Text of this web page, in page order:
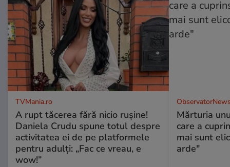
TVMania.ro
A rupt tăcerea fără nicio rușine!
Daniela Crudu spune totul despre
activitatea ei de pe platformele
pentru adulți: „Fac ce vreau, e
wow!”
Mărturia
care a
mai sunt
arde"